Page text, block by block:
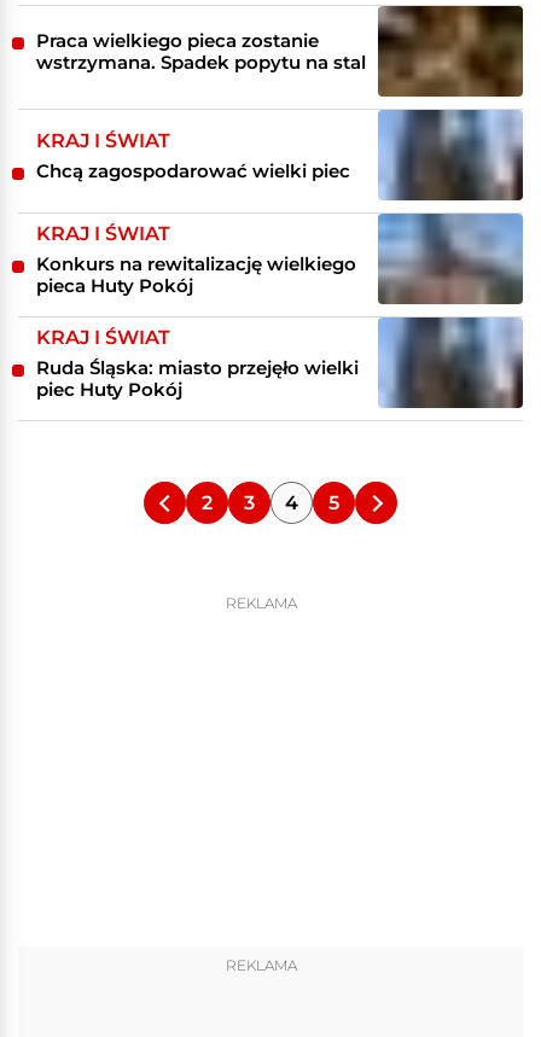
Praca wielkiego pieca zostanie
wstrzymana. Spadek popytu na stal
KRAJ I ŚWIAT
Chcą zagospodarować wielki piec
KRAJ I ŚWIAT
Konkurs na rewitalizację wielkiego
pieca Huty Pokój
KRAJ I ŚWIAT
Ruda Śląska: miasto przejęło wielki
piec Huty Pokój
2 3 4 5
REKLAMA
REKLAMA